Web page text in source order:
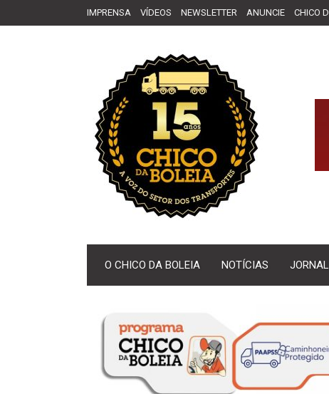
IMPRENSA VÍDEOS NEWSLETTER ANUNCIE CHICO
O CHICO DA BOLEIA NOTÍCIAS JORNAL